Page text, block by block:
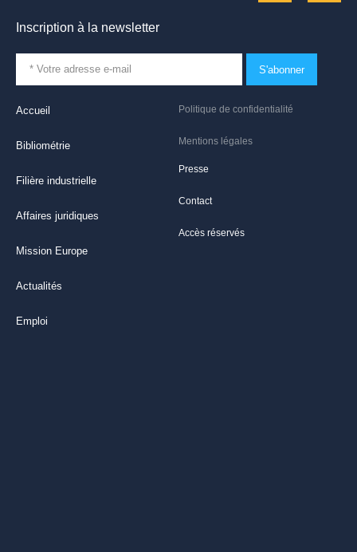
Politique de confidentialité
Mentions légales
Presse
Contact
Accès réservés
Accueil
Bibliométrie
Filière industrielle
Affaires juridiques
Mission Europe
Actualités
Emploi
Inscription à la newsletter
S'abonner